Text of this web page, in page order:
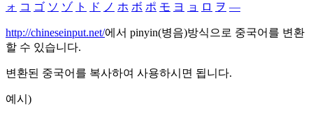
ォ コ ゴ ソ ゾ ト ド ノ ホ ボ ポ モ ヨ ョ ロ ヲ ―
http://chineseinput.net/에서 pinyin(병음)방식으로 중국어를 변환
할 수 있습니다.
변환된 중국어를 복사하여 사용하시면 됩니다.
예시)